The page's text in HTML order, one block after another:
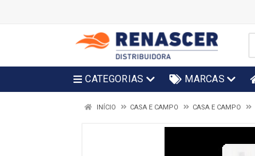
CATEGORIAS MARCAS
INÍCIO CASA E CAMPO CASA E CAMPO